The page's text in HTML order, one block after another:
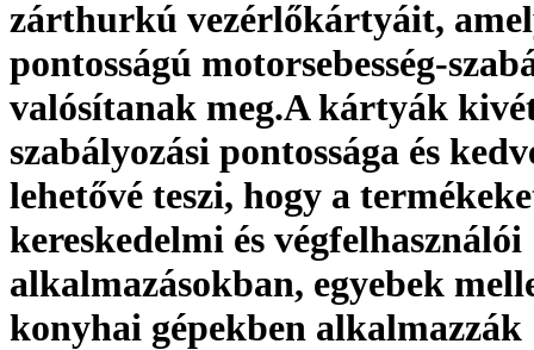
zárthurkú vezérlőkártyáit,
pontosságú motorsebesség-
valósítanak meg.A kártyák
szabályozási pontossága és
lehetővé teszi, hogy a
kereskedelmi és végfelhasználói
alkalmazásokban, egyebek
konyhai gépekben alkalmazzák